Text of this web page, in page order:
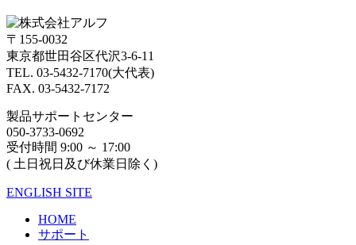
〒155-0032
東京都世田谷区代沢3-6-11
TEL. 03-5432-7170(大代表)
FAX. 03-5432-7172
製品サポートセンター
050-3733-0692
受付時間 9:00 ～ 17:00
( 土日祝日及び休業日除く)
ENGLISH SITE
HOME
サポート